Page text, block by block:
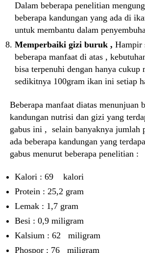
Dalam beberapa penelitian
beberapa kandungan yang ada di
untuk membantu dalam
Memperbaiki gizi buruk , Hampir
beberapa manfaat di atas ,
bisa terpenuhi dengan hanya cukup
sedikitnya 100gram ikan ini setiap
Beberapa manfaat diatas menunjuan
kandungan nutrisi dan gizi yang
gabus ini , selain banyaknya jumlah
ada beberapa kandungan yang
gabus menurut beberapa penelitian :
Kalori : 69 kalori
Protein : 25,2 gram
Lemak : 1,7 gram
Besi : 0,9 miligram
Kalsium : 62 miligram
Phospor : 76 miligram